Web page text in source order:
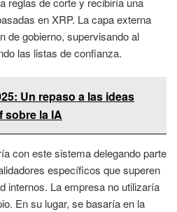
en XRP. La capa externa
de gobierno, supervisando al
las listas de confianza.
Un repaso a las ideas
sobre la IA
con este sistema delegando parte
específicos que superen
internos. La empresa no utilizaría
En su lugar, se basaría en la